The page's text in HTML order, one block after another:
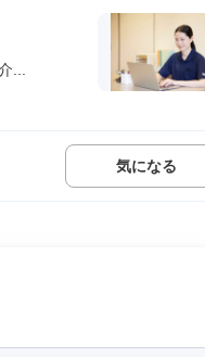
...
気になる